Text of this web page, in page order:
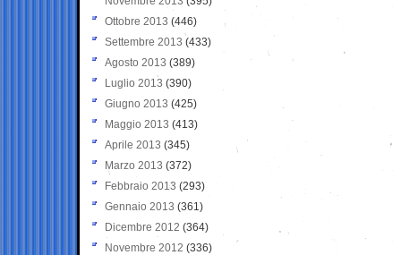
Ottobre 2013 (446)
Settembre 2013 (433)
Agosto 2013 (389)
Luglio 2013 (390)
Giugno 2013 (425)
Maggio 2013 (413)
Aprile 2013 (345)
Marzo 2013 (372)
Febbraio 2013 (293)
Gennaio 2013 (361)
Dicembre 2012 (364)
Novembre 2012 (336)